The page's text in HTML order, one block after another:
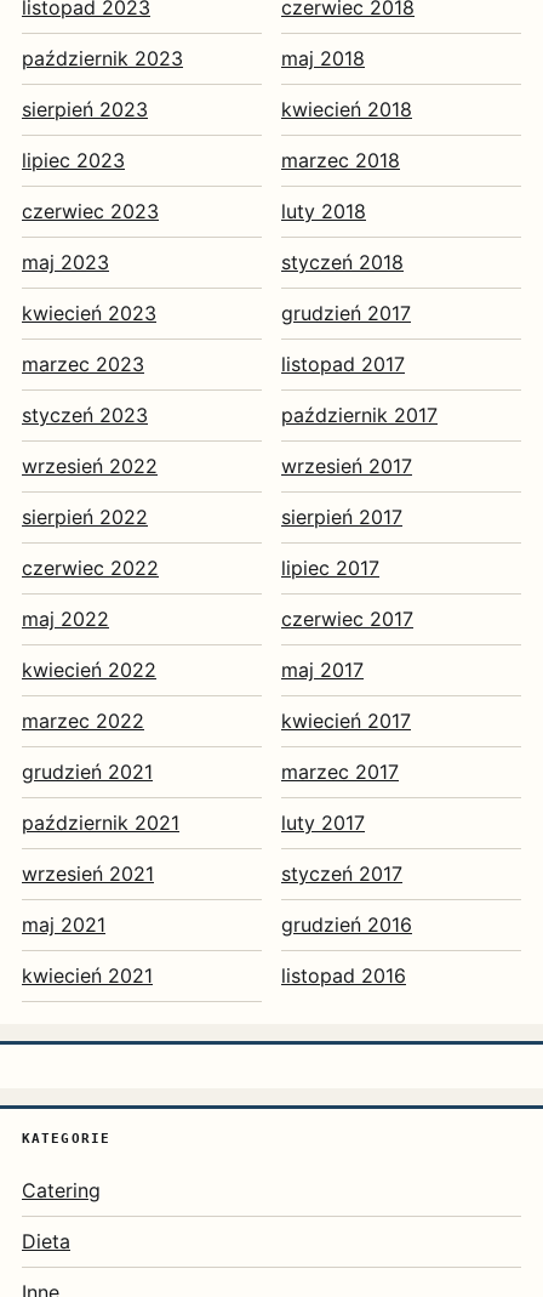
listopad 2023
październik 2023
sierpień 2023
lipiec 2023
czerwiec 2023
maj 2023
kwiecień 2023
marzec 2023
styczeń 2023
wrzesień 2022
sierpień 2022
czerwiec 2022
maj 2022
kwiecień 2022
marzec 2022
grudzień 2021
październik 2021
wrzesień 2021
maj 2021
kwiecień 2021
czerwiec 2018
maj 2018
kwiecień 2018
marzec 2018
luty 2018
styczeń 2018
grudzień 2017
listopad 2017
październik 2017
wrzesień 2017
sierpień 2017
lipiec 2017
czerwiec 2017
maj 2017
kwiecień 2017
marzec 2017
luty 2017
styczeń 2017
grudzień 2016
listopad 2016
KATEGORIE
Catering
Dieta